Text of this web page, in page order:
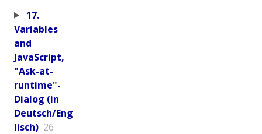
17.
Variables
and
JavaScript,
"Ask-at-
runtime"-
Dialog (in
Deutsch/Eng
lisch) 26